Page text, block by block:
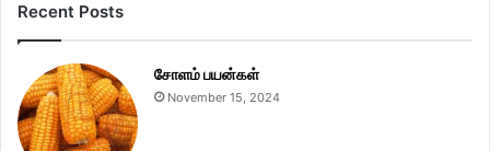
Recent Posts
சோளம் பயன்கள்
November 15, 2024